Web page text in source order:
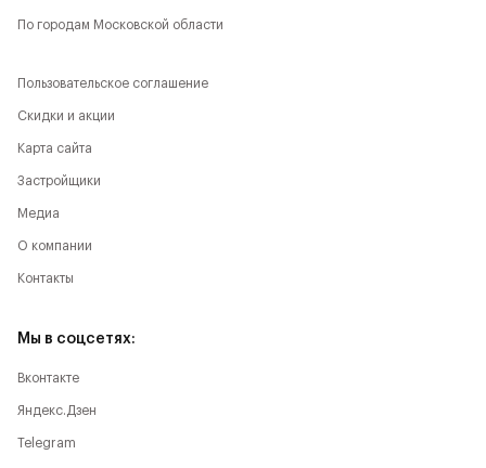
По городам Московской области
Пользовательское соглашение
Скидки и акции
Карта сайта
Застройщики
Медиа
О компании
Контакты
Мы в соцсетях:
Вконтакте
Яндекс.Дзен
Telegram